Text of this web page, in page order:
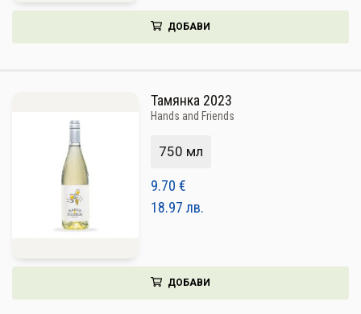
ДОБАВИ
Тамянка 2023
Hands and Friends
750 мл
9.70 €
18.97 лв.
ДОБАВИ